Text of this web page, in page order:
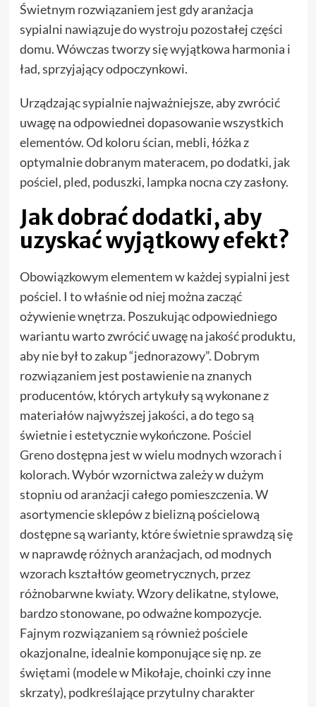
Świetnym rozwiązaniem jest gdy aranżacja
sypialni nawiązuje do wystroju pozostałej części
domu. Wówczas tworzy się wyjątkowa harmonia i
ład, sprzyjający odpoczynkowi.
Urządzając sypialnie najważniejsze, aby zwrócić
uwagę na odpowiednei dopasowanie wszystkich
elementów. Od koloru ścian, mebli, łóżka z
optymalnie dobranym materacem, po dodatki, jak
pościel, pled, poduszki, lampka nocna czy zasłony.
Jak dobrać dodatki, aby
uzyskać wyjątkowy efekt?
Obowiązkowym elementem w każdej sypialni jest
pościel. I to właśnie od niej można zacząć
ożywienie wnętrza. Poszukując odpowiedniego
wariantu warto zwrócić uwagę na jakość produktu,
aby nie był to zakup “jednorazowy”. Dobrym
rozwiązaniem jest postawienie na znanych
producentów, których artykuły są wykonane z
materiałów najwyższej jakości, a do tego są
świetnie i estetycznie wykończone. Pościel
Grenodostępna jest w wielu modnych wzorach i
kolorach. Wybór wzornictwa zależy w dużym
stopniu od aranżacji całego pomieszczenia. W
asortymencie sklepów z bielizną pościelową
dostępne są warianty, które świetnie sprawdzą się
w naprawdę różnych aranżacjach, od modnych
wzorach kształtów geometrycznych, przez
różnobarwne kwiaty. Wzory delikatne, stylowe,
bardzo stonowane, po odważne kompozycje.
Fajnym rozwiązaniem są również pościele
okazjonalne, idealnie komponujące się np. ze
świętami (modele w Mikołaje, choinki czy inne
skrzaty), podkreślające przytulny charakter